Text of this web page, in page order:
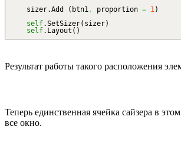
sizer.Add ( btn1 , proportion = 1 )
self.SetSizer( sizer)
self. Layout ( )
Результат работы такого расположения
Теперь единственная ячейка сайзера в
все окно.